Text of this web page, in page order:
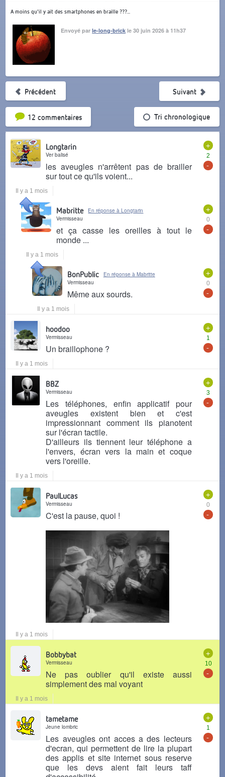
A moins qu'il y ait des smartphones en braille ???...
Envoyé parle-long-brick le 30 juin 2026 à 11h37
Précédent
12 commentairesTri par popularité Tri chronologique
Suivant
+
2
-
Longtarin
Ver balisé
les aveugles n'arrêtent pas de brailler
sur tout ce qu'ils voient...
Il y a 1 mois
+
0
-
Mabritte
En réponse à Longtarin
Vermisseau
et ça casse les oreilles à tout le
monde ...
Il y a 1 mois
+
0
-
BonPublic
En réponse à Mabritte
Vermisseau
Même aux sourds.
Il y a 1 mois
+
1
-
hoodoo
Vermisseau
Un braillophone ?
Il y a 1 mois
+
3
-
BBZ
Vermisseau
Les téléphones, enfin applicatif pour
aveugles existent bien et c'est
impressionnant comment ils pianotent
sur l'écran tactile.
D'ailleurs ils tiennent leur téléphone a
l'envers, écran vers la main et coque
vers l'oreille.
Il y a 1 mois
+
0
-
PaulLucas
Vermisseau
C'est la pause, quoi !
Il y a 1 mois
+
10
-
Bobbybat
Vermisseau
Ne pas oublier qu'il existe aussi
simplement des mal voyant
Il y a 1 mois
+
1
-
tametame
Jeune lombric
Les aveugles ont acces a des lecteurs
d'ecran, qui permettent de lire la plupart
des applis et site internet sous reserve
que les devs aient fait leurs taff